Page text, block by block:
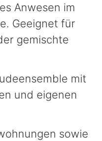
Anwesen im
Geeignet für
gemischte
mit
und eigenen
sowie